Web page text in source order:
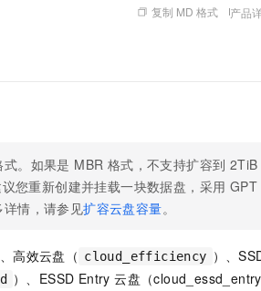
复制 MD 格式 产品
。如果是 MBR 格式，不支持扩容到
您重新创建并挂载一块数据盘，采用
情，请参见扩容云盘容量。
高效云盘（ cloud_efficiency ）、
） 、ESSD Entry 云盘（cloud_essd_entry
程任务能力而生
Wan2.7-T2V
大模型原生应用
和推理服务
版 ACK
器应用的 K8s 服务
云防火墙
云原生的云上边界网
属 QwenPaw
一键购买专属联机服
阅计划
尝鲜，限时加量 10 倍，夜间低至2折
至 15元/月
案服务码
Qwen 3.8-Max NEW
从图文生成到视频创
AI 短剧/漫剧
AI助力短剧漫剧创作
AI 办公
智能客服
WordPress
Ubuntu
SUSE
成为服务伙伴
服务生态伙伴
高校合作
云工开物